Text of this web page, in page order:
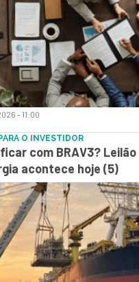
- 11:00
O INVESTIDOR
com BRAV3? Leilão
acontece hoje (5)